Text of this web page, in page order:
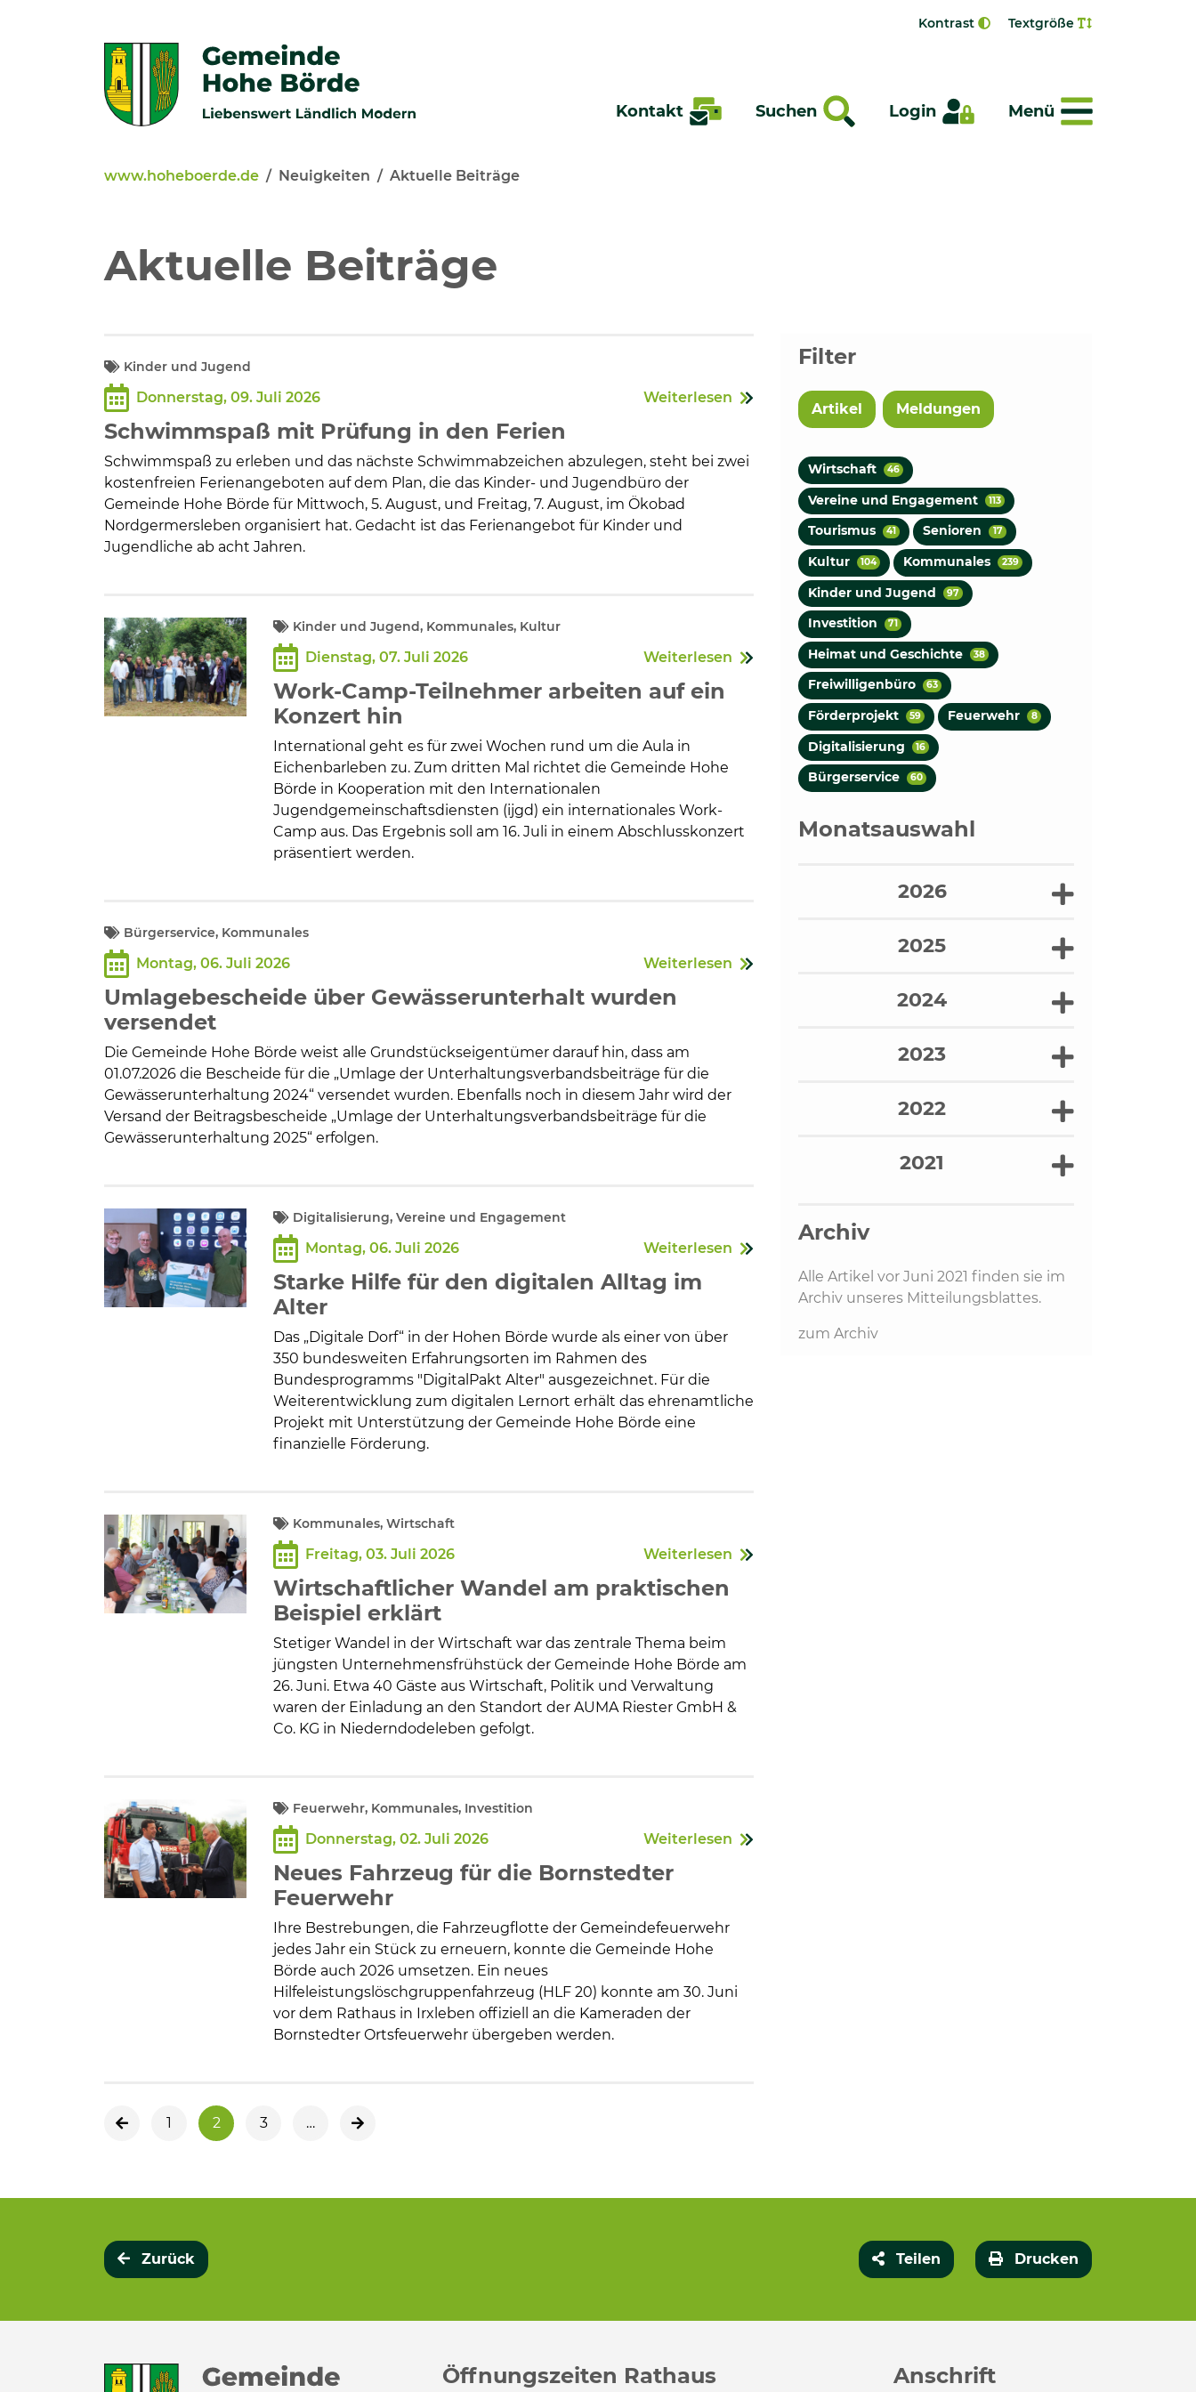
Kontrast Textgröße
Kontakt Suchen Login Menü
Menü
Veröffentlichungen
Bildung und Soziales
Wirtschaft, Bauen, Verkehr
Tourismus, Freizeit, Dorfleben
www.hoheboerde.de Neuigkeiten Aktuelle Beiträge
Aktuelle Beiträge
Kinder und Jugend
Donnerstag, 09. Juli 2026 Weiterlesen
Schwimmspaß mit Prüfung in den Ferien
Schwimmspaß zu erleben und das nächste Schwimmabzeichen abzulegen, steht bei zwei
kostenfreien Ferienangeboten auf dem Plan, die das Kinder- und Jugendbüro der
Gemeinde Hohe Börde für Mittwoch, 5. August, und Freitag, 7. August, im Ökobad
Nordgermersleben organisiert hat. Gedacht ist das Ferienangebot für Kinder und
Jugendliche ab acht Jahren.
Kinder und Jugend, Kommunales, Kultur
Dienstag, 07. Juli 2026 Weiterlesen
Work-Camp-Teilnehmer arbeiten auf ein
Konzert hin
International geht es für zwei Wochen rund um die Aula in
Eichenbarleben zu. Zum dritten Mal richtet die Gemeinde Hohe
Börde in Kooperation mit den Internationalen
Jugendgemeinschaftsdiensten (ijgd) ein internationales Work-
Camp aus. Das Ergebnis soll am 16. Juli in einem Abschlusskonzert
präsentiert werden.
Bürgerservice, Kommunales
Montag, 06. Juli 2026 Weiterlesen
Umlagebescheide über Gewässerunterhalt wurden
versendet
Die Gemeinde Hohe Börde weist alle Grundstückseigentümer darauf hin, dass am
01.07.2026 die Bescheide für die „Umlage der Unterhaltungsverbandsbeiträge für die
Gewässerunterhaltung 2024“ versendet wurden. Ebenfalls noch in diesem Jahr wird der
Versand der Beitragsbescheide „Umlage der Unterhaltungsverbandsbeiträge für die
Gewässerunterhaltung 2025“ erfolgen.
Digitalisierung, Vereine und Engagement
Montag, 06. Juli 2026 Weiterlesen
Starke Hilfe für den digitalen Alltag im
Alter
Das „Digitale Dorf“ in der Hohen Börde wurde als einer von über
350 bundesweiten Erfahrungsorten im Rahmen des
Bundesprogramms "DigitalPakt Alter" ausgezeichnet. Für die
Weiterentwicklung zum digitalen Lernort erhält das ehrenamtliche
Projekt mit Unterstützung der Gemeinde Hohe Börde eine
finanzielle Förderung.
Kommunales, Wirtschaft
Freitag, 03. Juli 2026 Weiterlesen
Wirtschaftlicher Wandel am praktischen
Beispiel erklärt
Stetiger Wandel in der Wirtschaft war das zentrale Thema beim
jüngsten Unternehmensfrühstück der Gemeinde Hohe Börde am
26. Juni. Etwa 40 Gäste aus Wirtschaft, Politik und Verwaltung
waren der Einladung an den Standort der AUMA Riester GmbH &
Co. KG in Niederndodeleben gefolgt.
Feuerwehr, Kommunales, Investition
Donnerstag, 02. Juli 2026 Weiterlesen
Neues Fahrzeug für die Bornstedter
Feuerwehr
Ihre Bestrebungen, die Fahrzeugflotte der Gemeindefeuerwehr
jedes Jahr ein Stück zu erneuern, konnte die Gemeinde Hohe
Börde auch 2026 umsetzen. Ein neues
Hilfeleistungslöschgruppenfahrzeug (HLF 20) konnte am 30. Juni
vor dem Rathaus in Irxleben offiziell an die Kameraden der
Bornstedter Ortsfeuerwehr übergeben werden.
vorherige Seite
1 2 3 … nächste Seite
Filter
Artikel Meldungen
Wirtschaft 46
Vereine und Engagement 113
Tourismus 41 Senioren 17
Kultur 104 Kommunales 239
Kinder und Jugend 97
Investition 71
Heimat und Geschichte 38
Freiwilligenbüro 63
Förderprojekt 59 Feuerwehr 8
Digitalisierung 16
Bürgerservice 60
Monatsauswahl
2026
2025
2024
2023
2022
2021
Archiv
Alle Artikel vor Juni 2021 finden sie im
Archiv unseres Mitteilungsblattes.
zum Archiv
Zurück Teilen Drucken
Öffnungszeiten Rathaus Anschrift